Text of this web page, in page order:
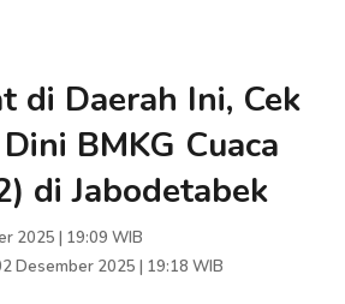
di Daerah Ini, Cek
BMKG Cuaca
di Jabodetabek
2025 | 19:09 WIB
Desember 2025 | 19:18 WIB